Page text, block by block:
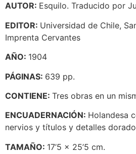
AUTOR: Esquilo. Traducido por
EDITOR: Universidad de Chile,
Imprenta Cervantes
AÑO: 1904
PÁGINAS: 639 pp.
CONTIENE: Tres obras en un
ENCUADERNACIÓN: Holandesa
nervios y títulos y detalles
TAMAÑO: 17’5 x 25’5 cm.